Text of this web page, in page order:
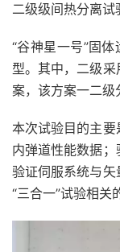
二级级间热分离试
“谷神星一号”固
型。其中，二级
案，该方案一二级
本次试验目的主
内弹道性能数据；
验证伺服系统与
“三合一”试验相关